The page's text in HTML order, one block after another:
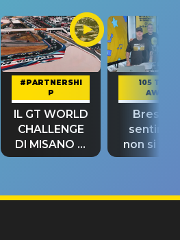
#PARTNERSHI
P
IL GT WORLD
CHALLENGE
DI MISANO si
riconferma
105 TAKE
AWAY
Bresh:
non si
fino alla